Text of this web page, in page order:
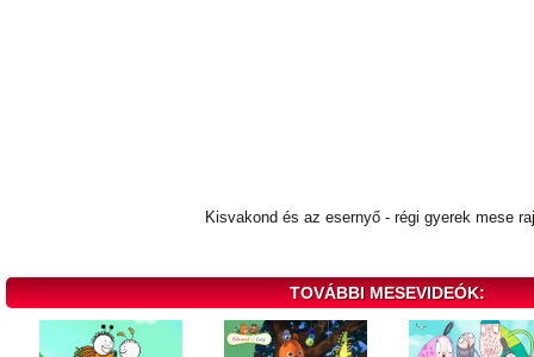
Kisvakond és az esernyő - régi gyerek mese
TOVÁBBI MESEVIDEÓK: